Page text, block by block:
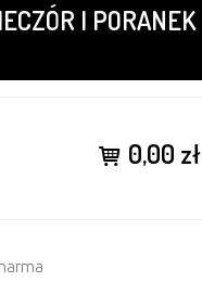
I PORANEK
0,00 zł